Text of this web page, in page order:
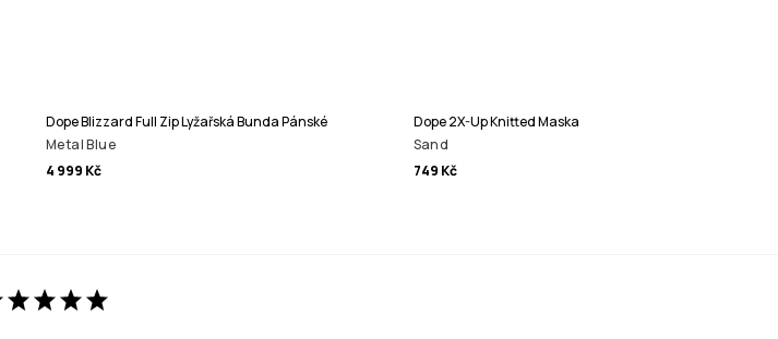
Dope Blizzard Full Zip Lyžařská Bunda Pánské
Metal Blue
4 999 Kč
Dope 2X-Up Knitted Maska
Sand
749 Kč